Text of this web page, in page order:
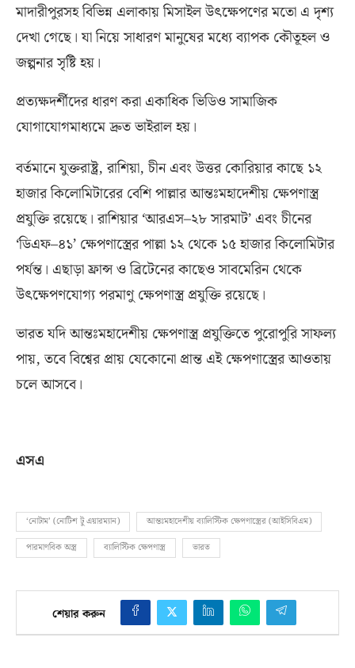
মাদারীপুরসহ বিভিন্ন এলাকায় মিসাইল উৎক্ষেপণের মতো এ দৃশ্য
দেখা গেছে। যা নিয়ে সাধারণ মানুষের মধ্যে ব্যাপক কৌতূহল ও
জল্পনার সৃষ্টি হয়।
প্রত্যক্ষদর্শীদের ধারণ করা একাধিক ভিডিও সামাজিক
যোগাযোগমাধ্যমে দ্রুত ভাইরাল হয়।
বর্তমানে যুক্তরাষ্ট্র,রাশিয়া, চীন এবং উত্তর কোরিয়ার কাছে ১২
হাজার কিলোমিটারের বেশি পাল্লারআন্তঃমহাদেশীয় ক্ষেপণাস্ত্র
প্রযুক্তি রয়েছে। রাশিয়ার ‘আরএস–২৮ সারমাট’ এবং চীনের
‘ডিএফ–৪১’ ক্ষেপণাস্ত্রের পাল্লা ১২ থেকে ১৫ হাজার কিলোমিটার
পর্যন্ত। এছাড়া ফ্রান্স ও ব্রিটেনের কাছেও সাবমেরিন থেকে
উৎক্ষেপণযোগ্য পরমাণু ক্ষেপণাস্ত্র প্রযুক্তি রয়েছে।
ভারত যদি আন্তঃমহাদেশীয় ক্ষেপণাস্ত্র প্রযুক্তিতে পুরোপুরি সাফল্য
পায়,তবে বিশ্বের প্রায় যেকোনো প্রান্ত এই ক্ষেপণাস্ত্রের আওতায়
চলে আসবে।
এসএ
‘নোটাম’ (নোটিশ টু এয়ারম্যান)
আন্তঃমহাদেশীয় ব্যালিস্টিক ক্ষেপণাস্ত্রের (আইসিবিএম)
পারমাণবিক অস্ত্র
ব্যালিস্টিক ক্ষেপণাস্ত্র ভারত
শেয়ার করুন